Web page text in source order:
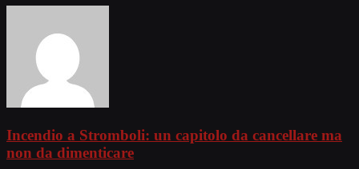
Incendio a Stromboli: un capitolo da cancellare ma
non da dimenticare